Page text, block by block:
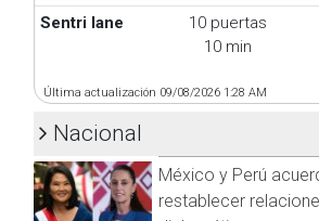
Sentri lane
10 puertas
10 min
Última actualización 09/08/2026 1:28 AM
Nacional
México y Perú
restablecer